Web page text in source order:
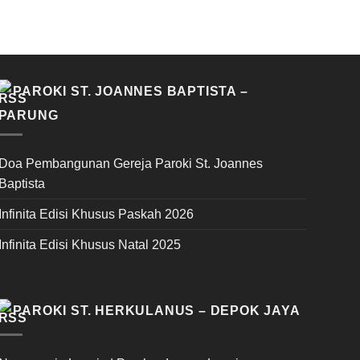
PAROKI ST. JOANNES BAPTISTA –
PARUNG
Doa Pembangunan Gereja Paroki St. Joannes
Baptista
Infinita Edisi Khusus Paskah 2026
Infinita Edisi Khusus Natal 2025
PAROKI ST. HERKULANUS – DEPOK JAYA